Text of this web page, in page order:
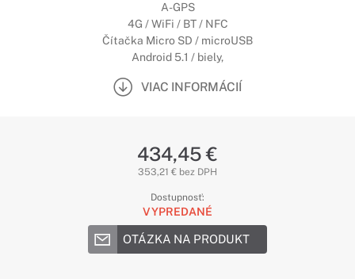
A-GPS
4G / WiFi / BT / NFC
Čítačka Micro SD / microUSB
Android 5.1 / biely,
VIAC INFORMÁCIÍ
434,45 €
353,21 € bez DPH
Dostupnosť:
VYPREDANÉ
OTÁZKA NA PRODUKT